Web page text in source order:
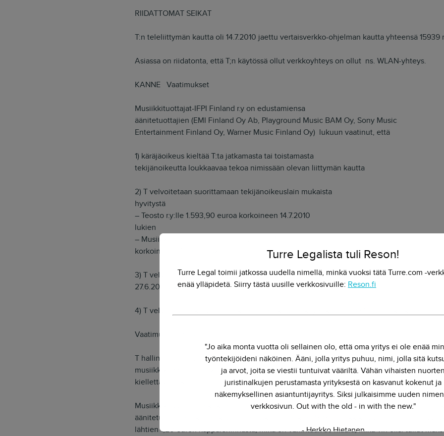
RIIDATTOMAT SEIKAT
T:n teleliittymän kautta oli 14.7.2010 jaettu vertaisverkko-ohjelman kautta yhteensä
Asiassa on riidatonta, että T;n käytössä ollut verkkoyhteys on ollut ns. WLAN-yhteys.
KANNE Vaatimukset
Musiikkituottajat-IFPI Finland r.y on edustamiensa
äänitetuottajien (EMI Finland Oy Ab, Playground Music BAM Oy, Sony Music
Entertainment Finland Oy, Warner Music Finland Oy) lukuun vaatinut, että
1) käräjäoikeus kieltää T:ta jatkamasta tai toistamasta
tekijänoikeutta loukkaavaa tekoa nimissään olevan liittymän kautta
2) T velvoitetaan suorittamaan tekijänoikeuslain mukaista
hyvitystä
– Teosto r.y:lle 1.593,90 euroa korkoineen 14.7.2010
lukien
– Musiikkituottajat-IFPi Finland r.y:lle 3.857,70 euroa
korkoineen 14.7.2010 lukien
3) T velvoitetaan suorittamaan kantajille vahingonkorvauksena selvitys- ja
27.6.2011 lukien
4) T velvoitetaan korvaamaan kantajien oikeudenkäyntikulut 3.074 eurolla korkoineen.
Vaatimusten perusteet
T hallinnassa olevan liittymän kautta on vertaisverkko-ohjelman kautta jaettu 14.7.2010
musiikkikappaleita. Tekijänoikeuden loukkauksen johdosta T:sta on
kiellettävä jatkamasta tai toistamasta tekoaan.
Musiikkikappaleiden kokonaismäärästä tehdyn otannan perusteella on arvioitavissa, että
äänitetuottajan tekijänoikeutta on loukattu ainakin 3507 musiikkikappaleen osalta.
lähtien 1,20 euron kappalehinnasta, mikä on vähintään se määrä, mikä T:n olisi tullut
Turre Legalista tuli Reson!
Turre Legal toimii jatkossa uudella nimellä, minkä vuoksi tätä Turre.com -
enää ylläpidetä. Siirry tästä uusille verkkosivuille: Reson.fi
"Jo aika monta vuotta oli sellainen olo, että oma yritys ei ole enää
työntekijöideni näköinen. Ääni, jolla yritys puhuu, nimi, jolla sitä
ja arvot, joita se viestii tuntuivat vääriltä. Vähän vihaisten nuorten
juristinalkujen perustamasta yrityksestä on kasvanut kokenut ja
näkemyksellinen asiantuntijayritys. Siksi julkaisimme uuden
verkkosivun. Out with the old - in with the new."
- Herkko Hietanen